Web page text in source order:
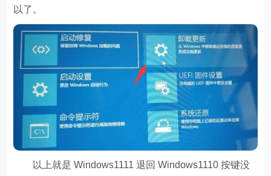
以了。
以上就是 Windows1111 退回 Windows1110 按键没